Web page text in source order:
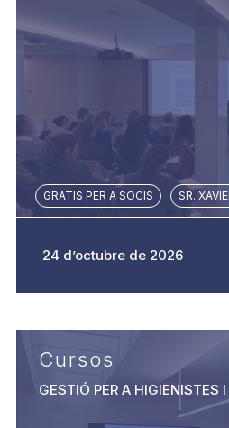
GRATIS PER A SOCIS SR.
24 d’octubre de 2026
Cursos
GESTIÓ PER A HIGIENISTES